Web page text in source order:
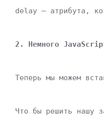
delay – атрибута,
2. Немного
Теперь мы можем
Что бы решить нашу